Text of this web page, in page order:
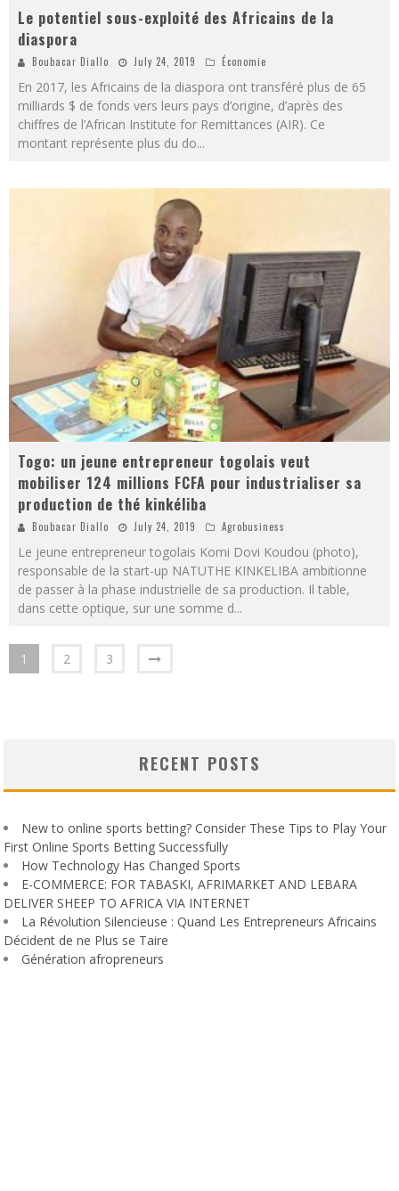
Le potentiel sous-exploité des Africains de la
diaspora
Boubacar Diallo July 24, 2019 Économie
En 2017, les Africains de la diaspora ont transféré plus de 65
milliards $ de fonds vers leurs pays d’origine, d’après des
chiffres de l’African Institute for Remittances (AIR). Ce
montant représente plus du do...
Togo: un jeune entrepreneur togolais veut
mobiliser 124 millions FCFA pour industrialiser sa
production de thé kinkéliba
Boubacar Diallo July 24, 2019 Agrobusiness
Le jeune entrepreneur togolais Komi Dovi Koudou (photo),
responsable de la start-up NATUTHE KINKELIBA ambitionne
de passer à la phase industrielle de sa production. Il table,
dans cette optique, sur une somme d...
1 2 3
RECENT POSTS
New to online sports betting? Consider These Tips to Play Your
First Online Sports Betting Successfully
How Technology Has Changed Sports
E-COMMERCE: FOR TABASKI, AFRIMARKET AND LEBARA
DELIVER SHEEP TO AFRICA VIA INTERNET
La Révolution Silencieuse : Quand Les Entrepreneurs Africains
Décident de ne Plus se Taire
Génération afropreneurs